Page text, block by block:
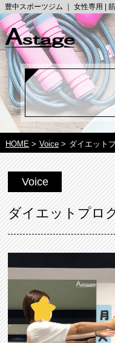
豊中スポーツジム ｜ 女性専用 |
HOME> Voice> ダイエット
Voice
ダイエットプロ